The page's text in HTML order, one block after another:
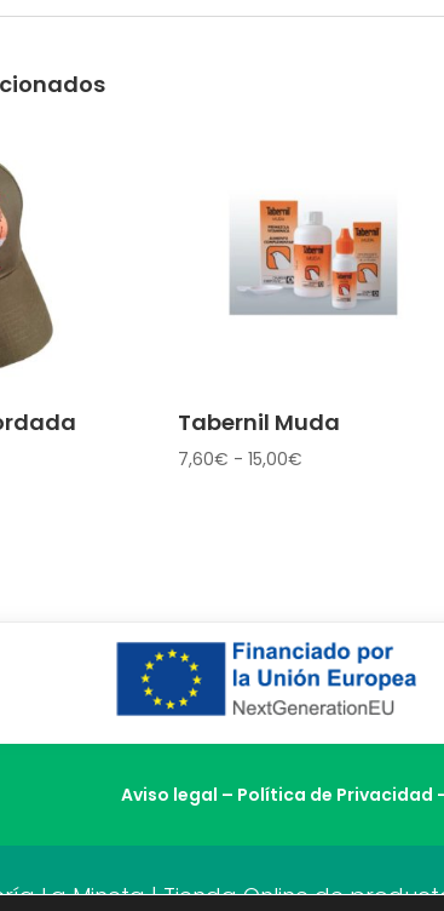
Tabernil Muda
7,60€ - 15,00€Rango
Aviso legal – Política de Privacidad
La Mineta | Tienda Online de